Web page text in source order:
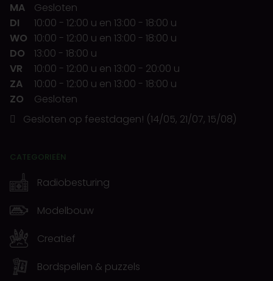
MA
Gesloten
DI
10:00 - 12:00 u en 13:00 - 18:00 u
WO 10:00 - 12:00 u en 13:00 - 18:00 u
DO
13:00 - 18:00 u
VR
10:00 - 12:00 u en 13:00 - 20:00 u
ZA
10:00 - 12:00 u en 13:00 - 18:00 u
ZO
Gesloten
Gesloten op feestdagen! (14/05, 21/07, 15/08)
CATEGORIEËN
Radiobesturing
Modelbouw
Creatief
Bordspellen & puzzels